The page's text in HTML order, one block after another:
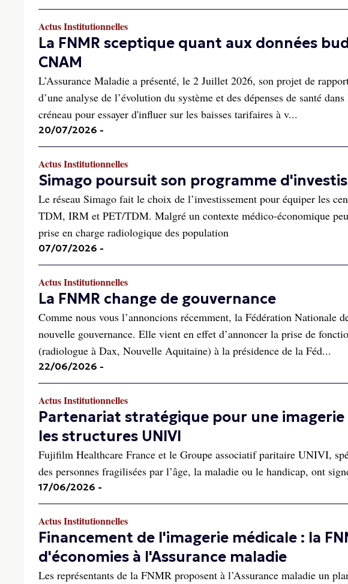
Actus Institutionnelles
La FNMR sceptique quant aux données
CNAM
L’Assurance Maladie a présenté, le 2 Juillet 2026, son projet de
d’une analyse de l’évolution du système et des dépenses de santé
créneau pour essayer d'influer sur les baisses tarifaires à v...
20/07/2026 -
Actus Institutionnelles
Simago poursuit son programme
Le réseau Simago fait le choix de l’investissement pour équiper les
TDM, IRM et PET/TDM. Malgré un contexte médico-économique
prise en charge radiologique des population
07/07/2026 -
Actus Institutionnelles
La FNMR change de gouvernance
Comme nous vous l’annoncions récemment, la Fédération Nationale
nouvelle gouvernance. Elle vient en effet d’annoncer la prise de
(radiologue à Dax, Nouvelle Aquitaine) à la présidence de la Féd...
22/06/2026 -
Actus Institutionnelles
Partenariat stratégique pour une imagerie
les structures UNIVI
Fujifilm Healthcare France et le Groupe associatif paritaire UNIVI,
des personnes fragilisées par l’âge, la maladie ou le handicap, ont
17/06/2026 -
Actus Institutionnelles
Financement de l'imagerie médicale : la
d'économies à l'Assurance maladie
Les représentants de la FNMR proposent à l’Assurance maladie un